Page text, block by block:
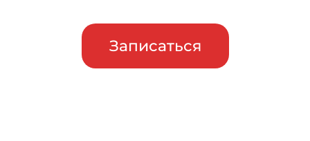
Записаться